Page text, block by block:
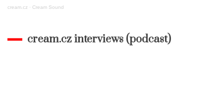
cream.cz · Cream Sound
cream.cz interviews (podcast)